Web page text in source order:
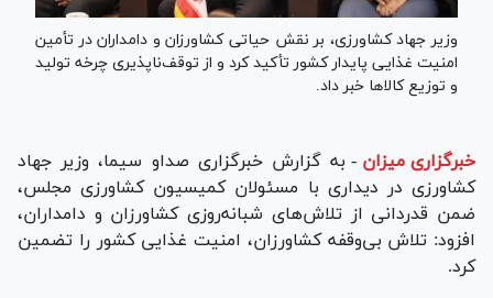
وزیر جهاد کشاورزی، بر نقش حیاتی کشاورزان و دامداران در تأمین
امنیت غذایی پایدار کشور تأکید کرد و از توقف‌ناپذیری چرخه تولید
و توزیع کالا‌ها خبر داد.
خبرگزاری میزان - به گزارش خبرگزاری صداو سیما، وزیر جهاد
کشاورزی در دیداری با مسئولان کمیسیون کشاورزی مجلس،
ضمن قدردانی از تلاش‌های شبانه‌روزی کشاورزان و دامداران،
افزود: تلاش بی‌وقفه کشاورزان، امنیت غذایی کشور را تضمین
کرد.